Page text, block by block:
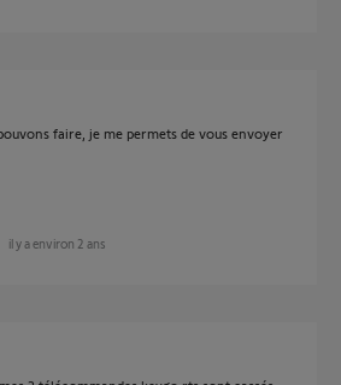
faire, je me permets de vous envoyer
il y a environ 2 ans